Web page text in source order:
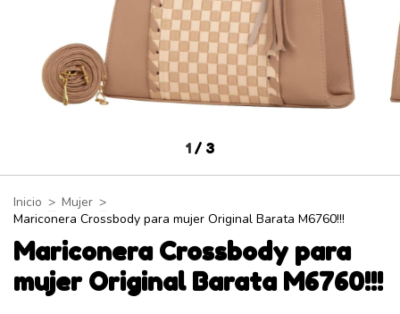
1 / 3
Inicio > Mujer >
Mariconera Crossbody para mujer Original Barata M6760!!!
Mariconera Crossbody para
mujer Original Barata M6760!!!